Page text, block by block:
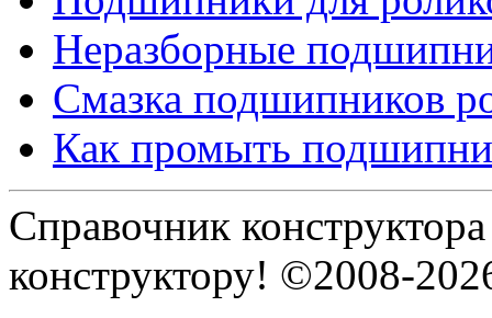
Неразборные
Смазка подшипников
Как промыть
Справочник
конструктору! ©2008-